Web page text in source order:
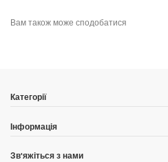
Вам також може сподобатися
Категорії
Інформація
Зв'яжіться з нами